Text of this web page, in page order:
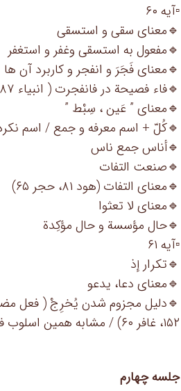
▫️آیه ۶۰
🔹معنای سقی و استسقی
🔹مفعول به استسقی وغفر و استغفر
🔹معنای فَجَرَ و انفجر و کاربرد آن ها
🔹فاء فصیحة در فانفجرت ( انبیاء ۸۷)
🔹معنای ” عَين ، سِبْط ”
🔹کُلّ + اسم معرفه و جمع / اسم
🔹أناس جمع ناس
🔹صنعت التفات
🔹معنای التفات (هود ۸۱، حجر ۶۵)
🔹معنای لا تعثوا
🔹حال مؤسسة و حال مؤكِدة
▫️آیه ۶۱
🔹تکرار إذ
🔹معنای دعا، یدعو
۱۵۲، غافر ۶۰) / مشابه همین اسلوب فاء السبب ( طه ۸۱، منافقون ۱۰)
جلسه چهارم